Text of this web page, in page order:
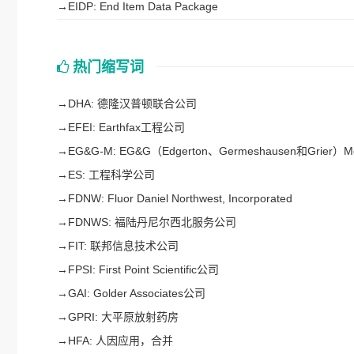
→ EIDP: End Item Data Package
热门缩写词
→ DHA: 德隆汉普顿联合公司
→ EFEI: Earthfax工程公司
→ EG&G-M: EG&G（Edgerton、Germeshausen和Grier）
→ ES: 工程科学公司
→ FDNW: Fluor Daniel Northwest, Incorporated
→ FDNWS: 福陆丹尼尔西北服务公司
→ FIT: 联邦信息技术公司
→ FPSI: First Point Scientific公司
→GAI: Golder Associates公司
→GPRI: 大平原放射药房
→ HFA: 人因应用，合并